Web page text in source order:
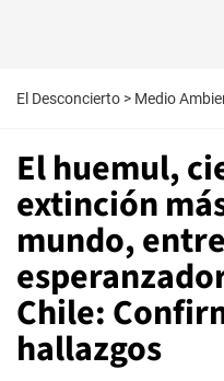
El Desconcierto > Medio
El huemul,
extinción
mundo,
Chile:
hallazgos